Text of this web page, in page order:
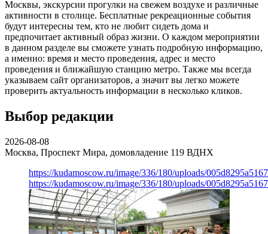
Москвы, экскурсии прогулки на свежем воздухе и различные
активности в столице. Бесплатные рекреационные события
будут интересны тем, кто не любит сидеть дома и
предпочитает активный образ жизни. О каждом мероприятии
в данном разделе вы сможете узнать подробную информацию,
а именно: время и место проведения, адрес и место
проведения и ближайшую станцию метро. Также мы всегда
указываем сайт организаторов, а значит вы легко можете
проверить актуальность информации в несколько кликов.
Выбор редакции
2026-08-08
Москва, Проспект Мира, домовладение 119 ВДНХ
https://kudamoscow.ru/image/336/180/uploads/
https://kudamoscow.ru/image/336/180/uploads/